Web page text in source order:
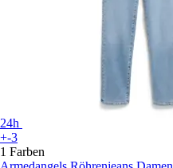
24h
+-3
1 Farben